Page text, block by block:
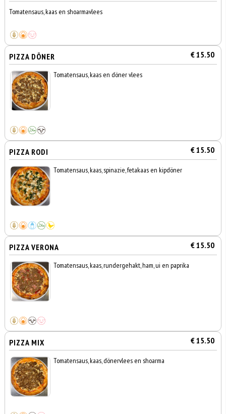
Tomatensaus, kaas en shoarmavlees
PIZZA DÖNER € 15.50
Tomatensaus, kaas en döner vlees
PIZZA RODI € 15.50
Tomatensaus, kaas, spinazie, fetakaas en kipdöner
PIZZA VERONA € 15.50
Tomatensaus, kaas, rundergehakt, ham, ui en paprika
PIZZA MIX € 15.50
Tomatensaus, kaas, dönervlees en shoarma